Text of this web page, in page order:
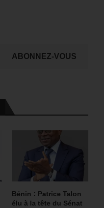
ABONNEZ-VOUS
Bénin : Patrice Talon
élu à la tête du Sénat